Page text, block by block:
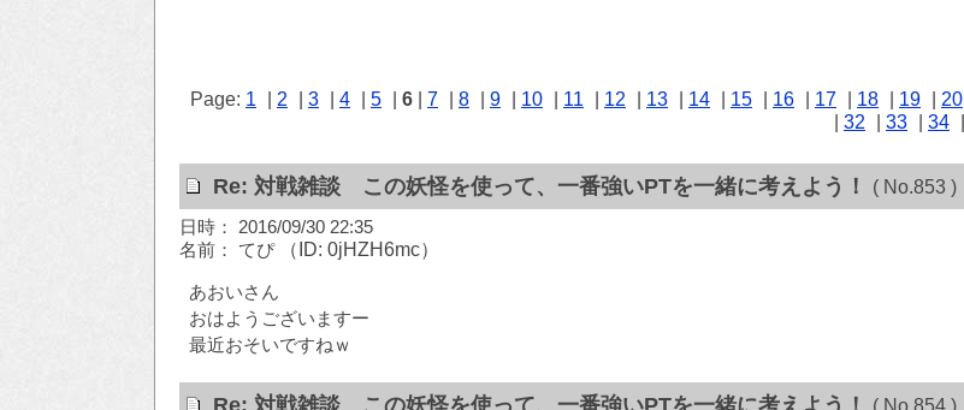
Page: 1 2 3 4 5 6 7 8 9 10 11 12 13 14 15 16 17 18 19 20
32 33 34
Re: 対戦雑談 この妖怪を使って、一番強いPTを一緒に考えよう！
( No.853 )
日時： 2016/09/30 22:35
名前： てぴ
（ID: 0jHZH6mc）
あおいさん
おはようございますー
最近おそいですねｗ
Re: 対戦雑談 この妖怪を使って、一番強いPTを一緒に考えよう！
( No.854 )